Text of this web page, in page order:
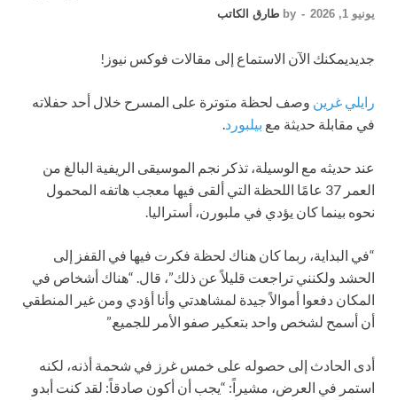
يونيو 1, 2026 -
by طارق الكاتب
جديديمكنك الآن الاستماع إلى مقالات فوكس نيوز!
رايلي غرين وصف لحظة متوترة على المسرح خلال أحد حفلاته
في مقابلة حديثة مع بيلبورد.
عند حديثه مع الوسيلة، تذكر نجم الموسيقى الريفية البالغ من
العمر 37 عامًا اللحظة التي ألقى فيها معجب هاتفه المحمول
نحوه بينما كان يؤدي في ملبورن، أستراليا.
“في البداية، ربما كان هناك لحظة فكرت فيها في القفز إلى
الحشد ولكنني تراجعت قليلاً عن ذلك”، قال. “هناك أشخاص في
المكان دفعوا أموالاً جيدة لمشاهدتي وأنا أؤدي ومن غير المنطقي
أن أسمح لشخص واحد بتعكير صفو الأمر للجميع.”
أدى الحادث إلى حصوله على خمس غرز في شحمة أذنه، لكنه
استمر في العرض، مشيراً: “يجب أن أكون صادقاً: لقد كنت أبدو